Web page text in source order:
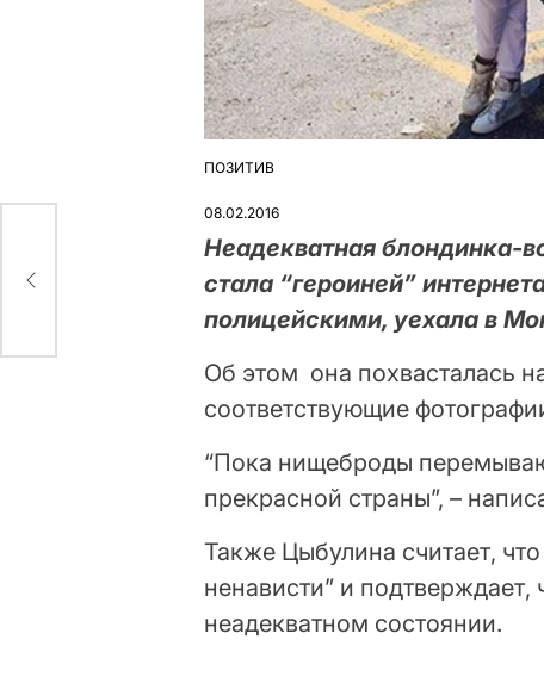
ОПУБЛІКУВАТИ
ПОЗИТИВ
08.02.2016
Неадекватная блондинка-
стала “героиней”
полицейскими, уехала в
Об этом она похвасталась
соответствующие
“Пока нищеброды
прекрасной страны”, –
Также Цыбулина считает,
ненависти” и
неадекватном состоянии.